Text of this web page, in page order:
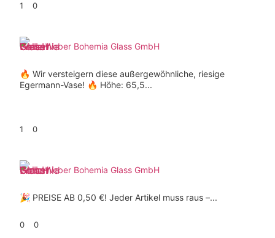
1 0
Weber Bohemia Glass GmbH
🔥 Wir versteigern diese außergewöhnliche, riesige
Egermann-Vase! 🔥 Höhe: 65,5...
1 0
Weber Bohemia Glass GmbH
🎉 PREISE AB 0,50 €! Jeder Artikel muss raus –...
0 0